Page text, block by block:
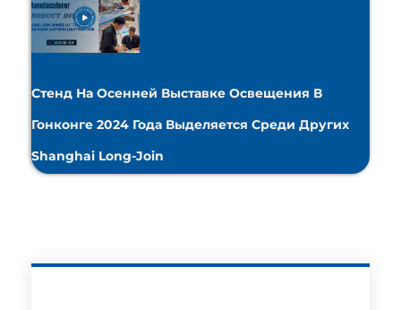
Стенд На Осенней Выставке Освещения В
Гонконге 2024 Года Выделяется Среди Других
Shanghai Long-Join